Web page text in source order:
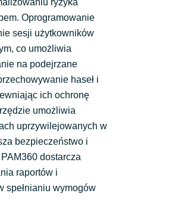
ryzyka
Oprogramowanie
sesji użytkowników
co umożliwia
na podejrzane
haseł i
ich ochronę
umożliwia
uprzywilejowanych w
bezpieczeństwo i
dostarcza
raportów i
spełnianiu wymogów